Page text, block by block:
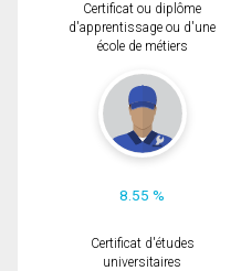
Certificat ou diplôme
d'apprentissage ou d'une
école de métiers
8.55 %
Certificat d'études
universitaires